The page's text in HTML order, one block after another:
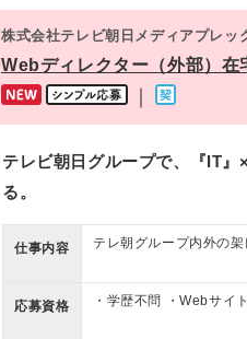
株式会社テレビ朝日メディアプレッ
Webディレクター（外部）
テレビ朝日グループで、『IT
る。
仕事内容 テレ朝グループ内外の
応募資格 ・学歴不問 ・Webサイ